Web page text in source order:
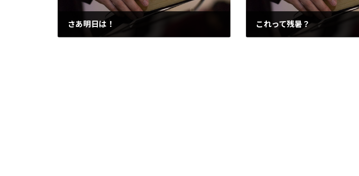
さあ明日は！ これって残暑？